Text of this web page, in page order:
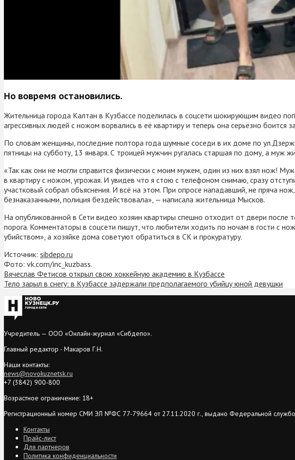
Но вовремя остановились.
Жительница города Калтан в Кузбассе поделилась в соцсети шокирующим видео
агрессивных людей с ножом ворвались в её квартиру и теперь она серьёзно боится
По словам женщины, последние полтора года шумные соседи в их доме по
пятницы на субботу, 13 января. С троицей мужчин ругалась старшая по дому, а муж
«Так как они не могли справится физически с моим мужем, один из них взял нож!
в квартиру с ножом, угрожая. И увидев что я стою с телефоном снимаю, сразу
участковый собрал объяснения. И всё на этом. При опросе нападавший, не пряча
безнаказанными, полиция бездействовала», — написала жительница Мысков.
На опубликованной в Сети видео хозяин квартиры спешно отходит от двери после
порога. Комментаторы в соцсети пишут, что любители ходить по ночам в гости с
убийством», а хозяйке дома советуют обратиться в СК и прокуратуру.
Источник: sibdepo.ru
Фото: vk.com/inc_kuzbass.
Вячеслав Фетисов открыл свою хоккейную академию в Кузбассе
Тело зарыл в снегу: в Кузбассе задержали предполагаемого убийцу юной девушки
Учредитель — ООО «Онлайн-журнал «Сибдепо».
Главный редактор - Макаров Г.Н.
Наши контакты:
news@novokuznetsk.ru
+7 (3842) 900-800
Возрастное ограничение: 18+
Регистрационный номер СМИ ЭЛ №ФС 77-79664 от 27.11.2020 г., выдано Федеральной
Контакты
Прайс-лист
Для партнеров
Политика конфиденциальности